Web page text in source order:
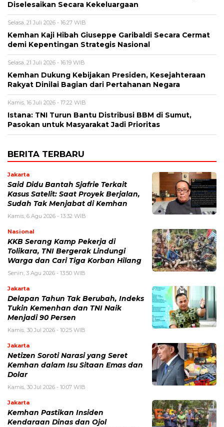
Diselesaikan Secara Kekeluargaan
Selasa, 21 Juli 2026 - 16:27 WIB
Kemhan Kaji Hibah Giuseppe Garibaldi Secara Cermat
demi Kepentingan Strategis Nasional
Selasa, 21 Juli 2026 - 16:19 WIB
Kemhan Dukung Kebijakan Presiden, Kesejahteraan
Rakyat Dinilai Bagian dari Pertahanan Negara
Kamis, 16 Juli 2026 - 17:22 WIB
Istana: TNI Turun Bantu Distribusi BBM di Sumut,
Pasokan untuk Masyarakat Jadi Prioritas
BERITA TERBARU
Jakarta
Said Didu Bantah Sjafrie Terkait
Kasus Satelit: Saat Proyek Berjalan,
Sudah Tak Menjabat di Kemhan
Kamis, 6 Agu 2026 - 13:32 WIB
Nasional
KKB Serang Kamp Pekerja di
Tolikara, TNI Bergerak Lindungi
Warga dan Cari Tiga Korban Hilang
Senin, 3 Agu 2026 - 13:50 WIB
Jakarta
Delapan Tahun Tak Berubah, Indeks
Tukin Kemenhan dan TNI Naik
Menjadi 90 Persen
Kamis, 30 Jul 2026 - 10:25 WIB
Jakarta
Netizen Soroti Narasi yang Seret
Kemhan dalam Isu Sitaan Emas dan
Dolar
Kamis, 30 Jul 2026 - 10:07 WIB
Jakarta
Kemhan Pastikan Insiden
Kendaraan Dinas dan Ojol